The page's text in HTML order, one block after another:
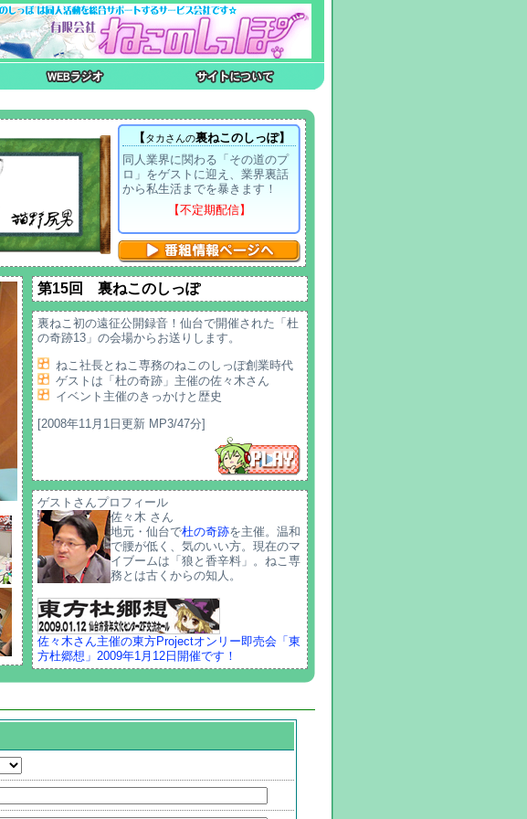
【タカさんの裏ねこのしっぽ】
同人業界に関わる「その道のプ
ロ」をゲストに迎え、業界裏話
から私生活までを暴きます！
【不定期配信】
第15回 裏ねこのしっぽ
裏ねこ初の遠征公開録音！仙台で開催された「杜
の奇跡13」の会場からお送りします。
ねこ社長とねこ専務のねこのしっぽ創業時代
ゲストは「杜の奇跡」主催の佐々木さん
イベント主催のきっかけと歴史
[2008年11月1日更新 MP3/47分]
ゲストさんプロフィール
佐々木 さん
地元・仙台で杜の奇跡を主催。温和
で腰が低く、気のいい方。現在のマ
イブームは「狼と香辛料」。ねこ専
務とは古くからの知人。
佐々木さん主催の東方Projectオンリー即売会「東
方杜郷想」2009年1月12日開催です！